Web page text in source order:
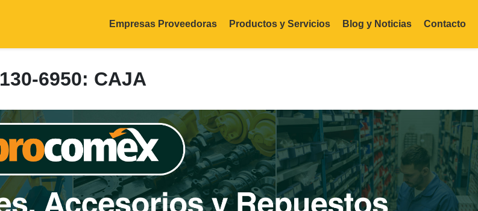
Empresas Proveedoras Productos y Servicios Blog y Noticias Contacto
130-6950: CAJA